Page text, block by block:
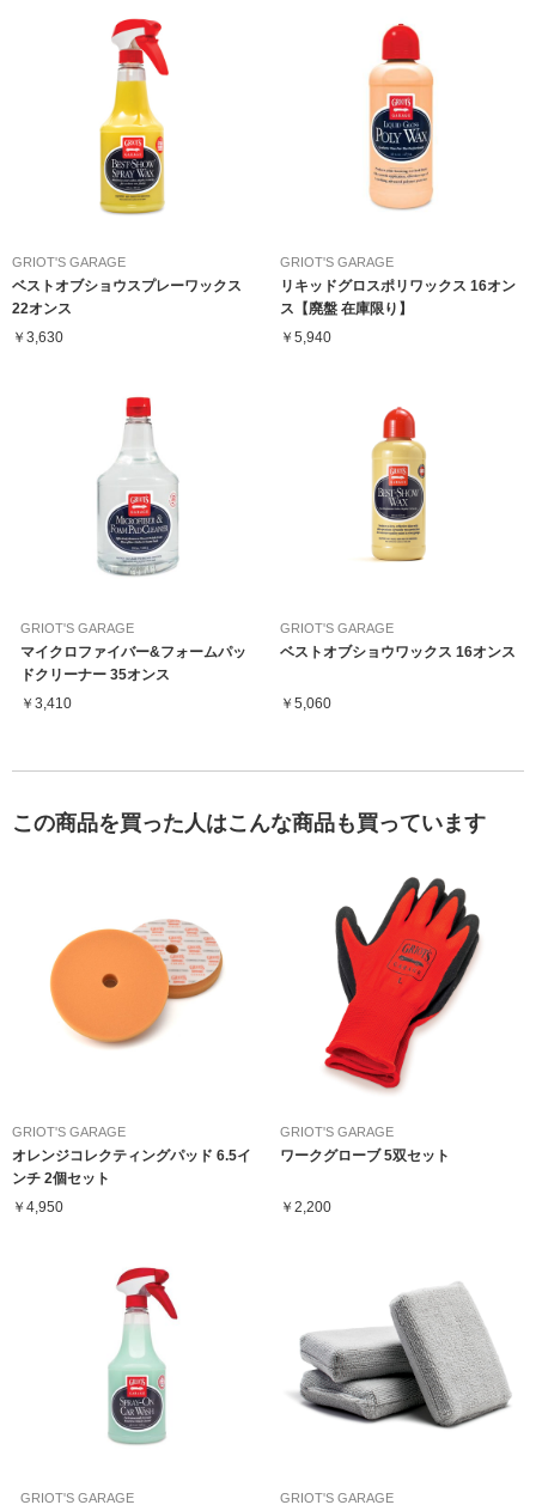
GRIOT'S GARAGE
ベストオブショウスプレーワックス
22オンス
￥3,630
GRIOT'S GARAGE
リキッドグロスポリワックス 16オン
ス【廃盤 在庫限り】
￥5,940
GRIOT'S GARAGE
マイクロファイバー&フォームパッ
ドクリーナー 35オンス
￥3,410
GRIOT'S GARAGE
ベストオブショウワックス 16オンス
￥5,060
この商品を買った人はこんな商品も買っています
GRIOT'S GARAGE
オレンジコレクティングパッド 6.5イ
ンチ 2個セット
￥4,950
GRIOT'S GARAGE
ワークグローブ 5双セット
￥2,200
GRIOT'S GARAGE GRIOT'S GARAGE